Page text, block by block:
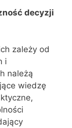
decyzji
zależy od
i
należą
wiedzę